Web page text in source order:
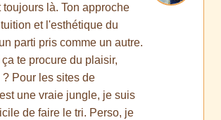
toujours là. Ton approche
et l'esthétique du
parti pris comme un autre.
te procure du plaisir,
Pour les sites de
une vraie jungle, je suis
de faire le tri. Perso, je